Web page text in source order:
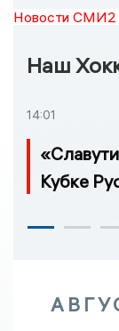
Новости СМИ2
Наш
14:01
Кубке